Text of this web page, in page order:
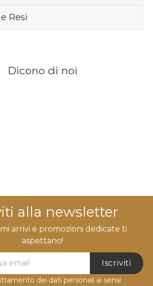
Resi
Dicono di noi
alla newsletter
arrivi e promozioni dedicate ti
aspettano!
Iscriviti
dei dati personali ai sensi